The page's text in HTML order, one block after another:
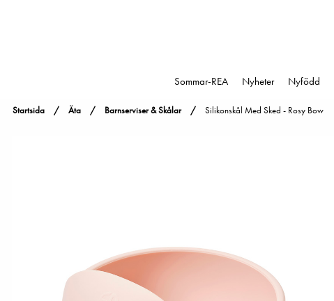
Sommar-REA Nyheter Nyfödd
Startsida Äta Barnserviser & Skålar Silikonskål Med Sked - Rosy Bow